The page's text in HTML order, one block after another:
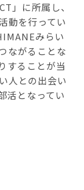
」に所属し、
動を行ってい
みらい
ながることな
することが当
人との出会い
活となってい